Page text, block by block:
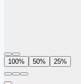
100% 50% 25%